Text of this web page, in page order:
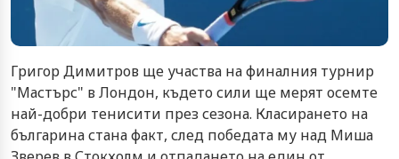
Григор Димитров ще участва на финалния турнир
"Мастърс" в Лондон, където сили ще мерят осемте
най-добри тенисити през сезона. Класирането на
българина стана факт, след победата му над Миша